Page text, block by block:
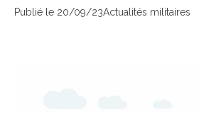
Publié le 20/09/23Actualités militaires